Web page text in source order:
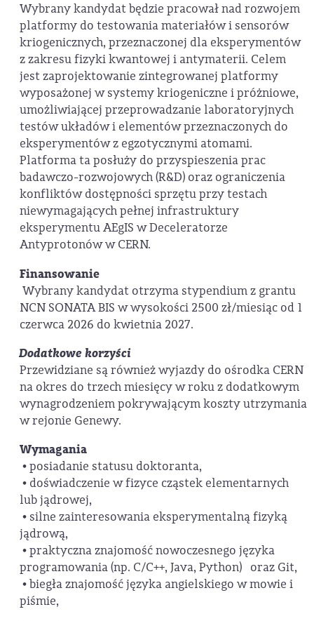
Wybrany kandydat będzie pracował nad rozwojem
platformy do testowania materiałów i sensorów
kriogenicznych, przeznaczonej dla eksperymentów
z zakresu fizyki kwantowej i antymaterii. Celem
jest zaprojektowanie zintegrowanej platformy
wyposażonej w systemy kriogeniczne i próżniowe,
umożliwiającej przeprowadzanie laboratoryjnych
testów układów i elementów przeznaczonych do
eksperymentów z egzotycznymi atomami.
Platforma ta posłuży do przyspieszenia prac
badawczo-rozwojowych (R&D) oraz ograniczenia
konfliktów dostępności sprzętu przy testach
niewymagających pełnej infrastruktury
eksperymentu AEgIS w Deceleratorze
Antyprotonów w CERN.
Finansowanie
Wybrany kandydat otrzyma stypendium z grantu
NCN SONATA BIS w wysokości 2500 zł/miesiąc od 1
czerwca 2026 do kwietnia 2027.
Dodatkowe korzyści
Przewidziane są również wyjazdy do ośrodka CERN
na okres do trzech miesięcy w roku z dodatkowym
wynagrodzeniem pokrywającym koszty utrzymania
w rejonie Genewy.
Wymagania
• posiadanie statusu doktoranta,
• doświadczenie w fizyce cząstek elementarnych
lub jądrowej,
• silne zainteresowania eksperymentalną fizyką
jądrową,
• praktyczna znajomość nowoczesnego języka
programowania (np. C/C++, Java, Python) oraz Git,
• biegła znajomość języka angielskiego w mowie i
piśmie,